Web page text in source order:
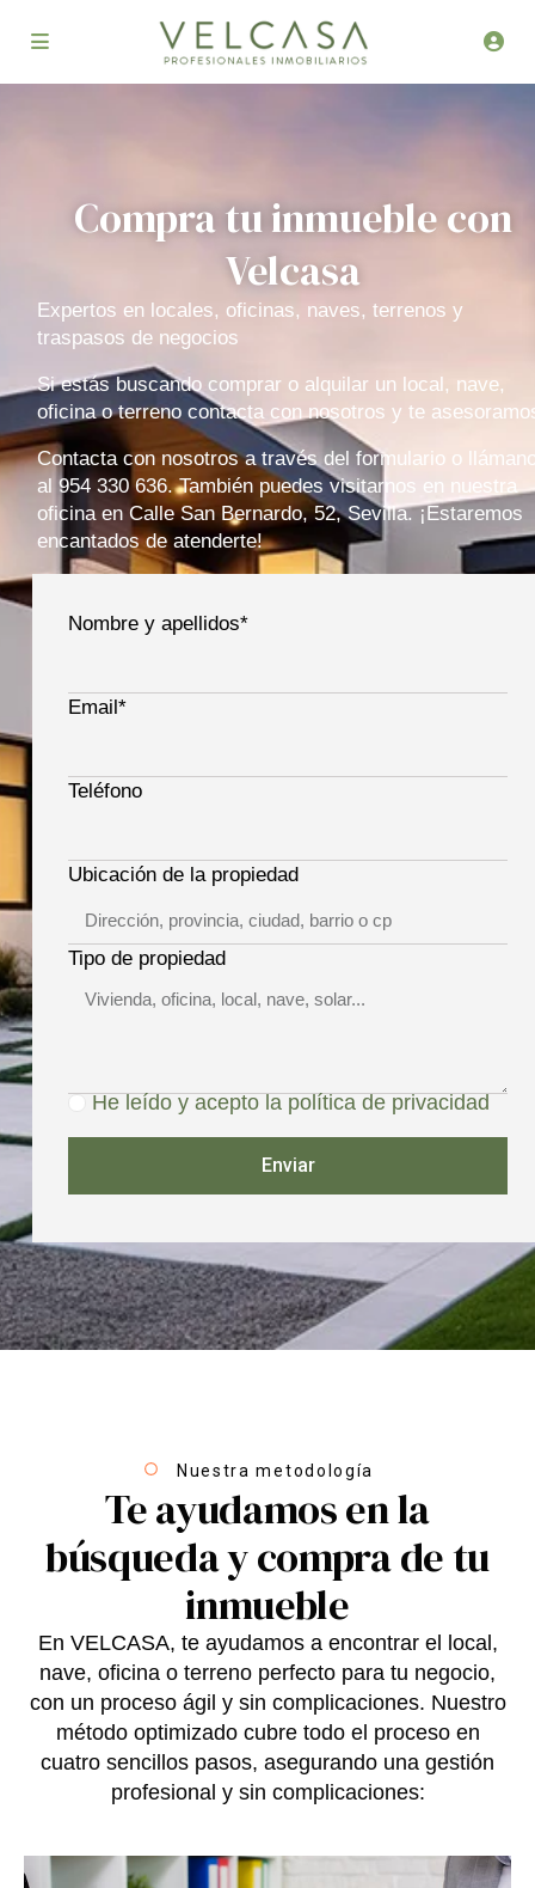
Compra tu inmueble con
Velcasa
Expertos en locales, oficinas, naves, terrenos y
traspasos de negocios
Si estás buscando comprar o alquilar un local, nave,
oficina o terreno contacta con nosotros y te
Contacta con nosotros a través del formulario o
al 954 330 636. También puedes visitarnos en nuestra
oficina en Calle San Bernardo, 52, Sevilla. ¡Estaremos
encantados de atenderte!
Nombre y apellidos*
Email*
Teléfono
Ubicación de la propiedad
Tipo de propiedad
He leído y acepto la política de privacidad
Enviar
Nuestra metodología
Te ayudamos en la
búsqueda y compra de tu
inmueble
En VELCASA, te ayudamos a encontrar el local,
nave, oficina o terreno perfecto para tu negocio,
con un proceso ágil y sin complicaciones. Nuestro
método optimizado cubre todo el proceso en
cuatro sencillos pasos, asegurando una gestión
profesional y sin complicaciones: